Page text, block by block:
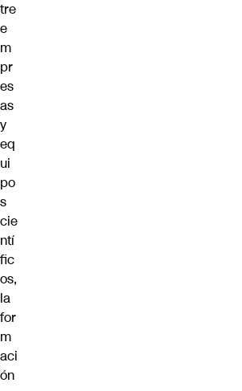
tre
e
m
pr
es
as
y
eq
ui
po
s
cie
ntí
fic
os,
la
for
m
aci
ón